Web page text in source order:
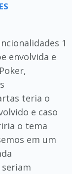
1
envolvida e
teria o
e caso
o tema
em um